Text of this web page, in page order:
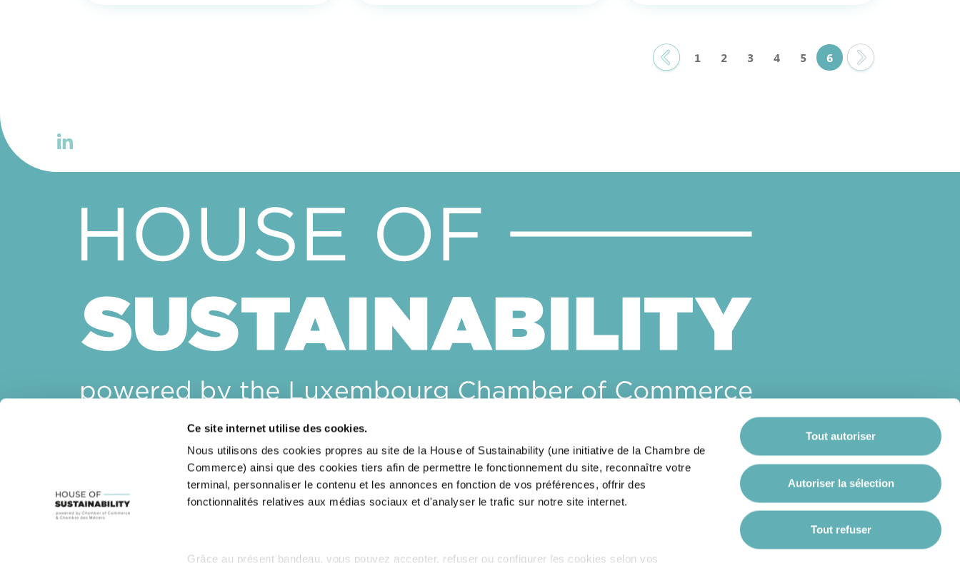
Ce site internet utilise des cookies.
Nous utilisons des cookies propres au site de la House of Sustainability (une initiative de la Chambre de
Commerce) ainsi que des cookies tiers afin de permettre le fonctionnement du site, reconnaître votre
terminal, personnaliser le contenu et les annonces en fonction de vos préférences, offrir des
fonctionnalités relatives aux médias sociaux et d'analyser le trafic sur notre site internet.
Grâce au présent bandeau, vous pouvez accepter, refuser ou configurer les cookies selon vos
Tout autoriser
Autoriser la sélection
Tout refuser
1 2 3 4 5 6
House of Sustainability
Email :sustainability@cc.lu
CONTACTEZ-NOUS
RESTEZ INFORMÉ(E)S